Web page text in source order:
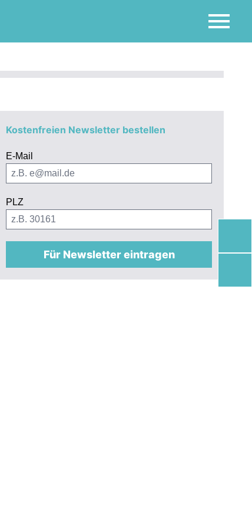
Kostenfreien Newsletter bestellen
E-Mail
PLZ
Für Newsletter eintragen